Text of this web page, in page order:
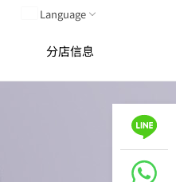
Language
分店信息